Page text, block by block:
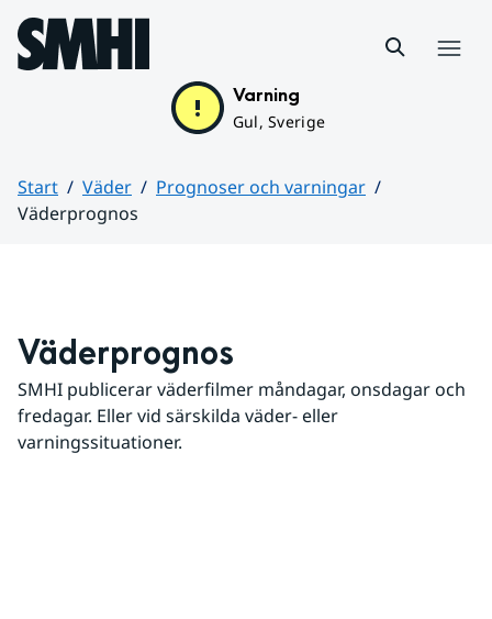
Hoppa till sidans innehåll
Varning
Gul, Sverige
Start Väder
Prognoser och varningar
Väderprognos
Väderprognos
SMHI publicerar väderfilmer måndagar, onsdagar och
fredagar. Eller vid särskilda väder- eller
varningssituationer.